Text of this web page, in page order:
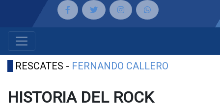
RESCATES - FERNANDO CALLERO
HISTORIA DEL ROCK